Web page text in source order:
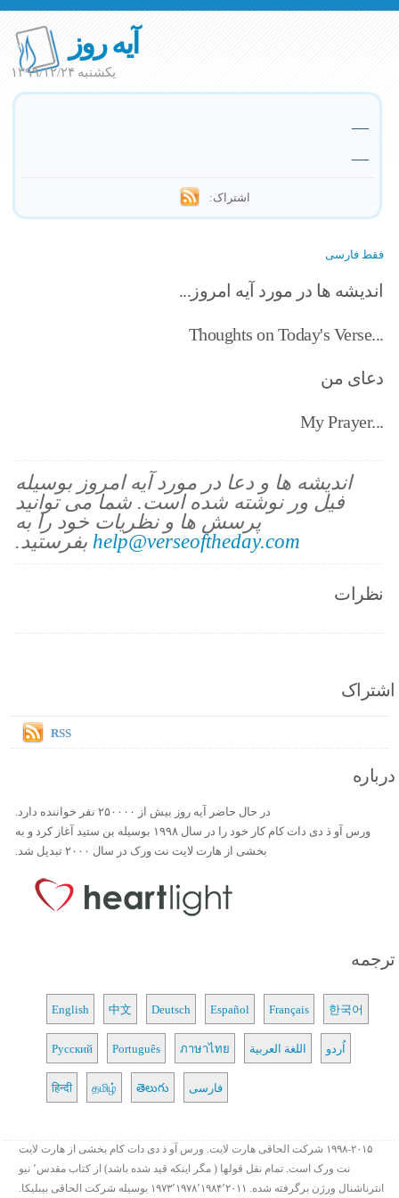
آیه روز
یکشنبه ۱۳۹۹/۱۲/۲۴
—
—
اشتراک:
فقط فارسی
اندیشه ها در مورد آیه امروز...
Thoughts on Today's Verse...
دعای من
My Prayer...
اندیشه ها و دعا در مورد آیه امروز بوسیله
فیل ور نوشته شده است. شما می توانید
پرسش ها و نظریات خود را به
help@verseoftheday.com بفرستید.
نظرات
اشتراک
RSS
درباره
در حال حاضر آیه روز بیش از ۲۵۰۰۰۰ نفر خواننده دارد.
ورس آو ذ دی دات کام کار خود را در سال ۱۹۹۸ بوسیله بن ستید آغاز کرد و به
بخشی از هارت لایت نت ورک در سال ۲۰۰۰ تبدیل شد.
ترجمه
English 中文 Deutsch Español Français 한국어
Русский Português ภาษาไทย اللغة العربية اُردو
हिन्दी தமிழ் తెలుగు فارسی
۱۹۹۸-۲۰۱۵ شرکت الحاقی هارت لایت. ورس آو ذ دی دات کام بخشی از هارت لایت
نت ورک است. تمام نقل قولها ( مگر اینکه قید شده باشد) از کتاب مقدس٬ نیو
انترناشنال ورژن برگرفته شده. ۱۹۷۳٬۱۹۷۸٬۱۹۸۴٬۲۰۱۱ بوسیله شرکت الحاقی بیبلیکا.